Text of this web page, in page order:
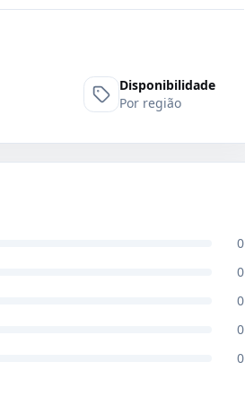
Disponibilidade
Por região
0
0
0
0
0